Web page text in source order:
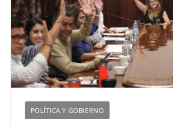
POLÍTICA Y GOBIERNO